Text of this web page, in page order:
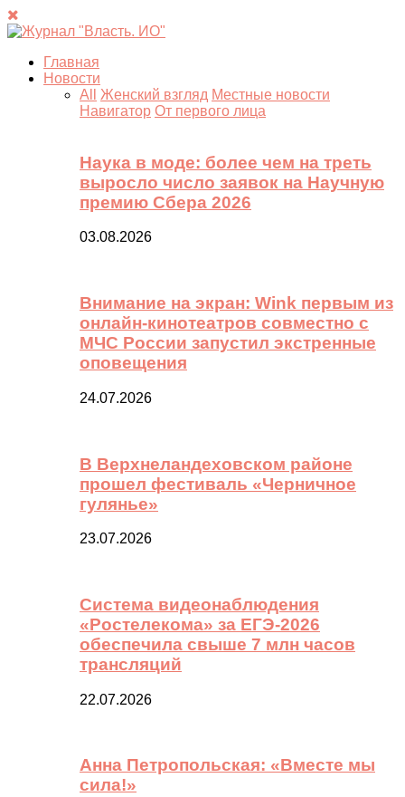
Главная
Новости
All
Женский взгляд Местные новости
Навигатор От первого лица
Наука в моде: более чем на треть
выросло число заявок на Научную
премию Сбера 2026
03.08.2026
Внимание на экран: Wink первым из
онлайн-кинотеатров совместно с
МЧС России запустил экстренные
оповещения
24.07.2026
В Верхнеландеховском районе
прошел фестиваль «Черничное
гулянье»
23.07.2026
Система видеонаблюдения
«Ростелекома» за ЕГЭ-2026
обеспечила свыше 7 млн часов
трансляций
22.07.2026
Анна Петропольская: «Вместе мы
сила!»